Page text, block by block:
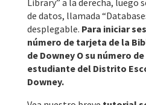
Library” a la derecha, luego
de datos, llamada
desplegable. Para iniciar
número de tarjeta de la
de Downey O su número
estudiante del Distrito
Downey.